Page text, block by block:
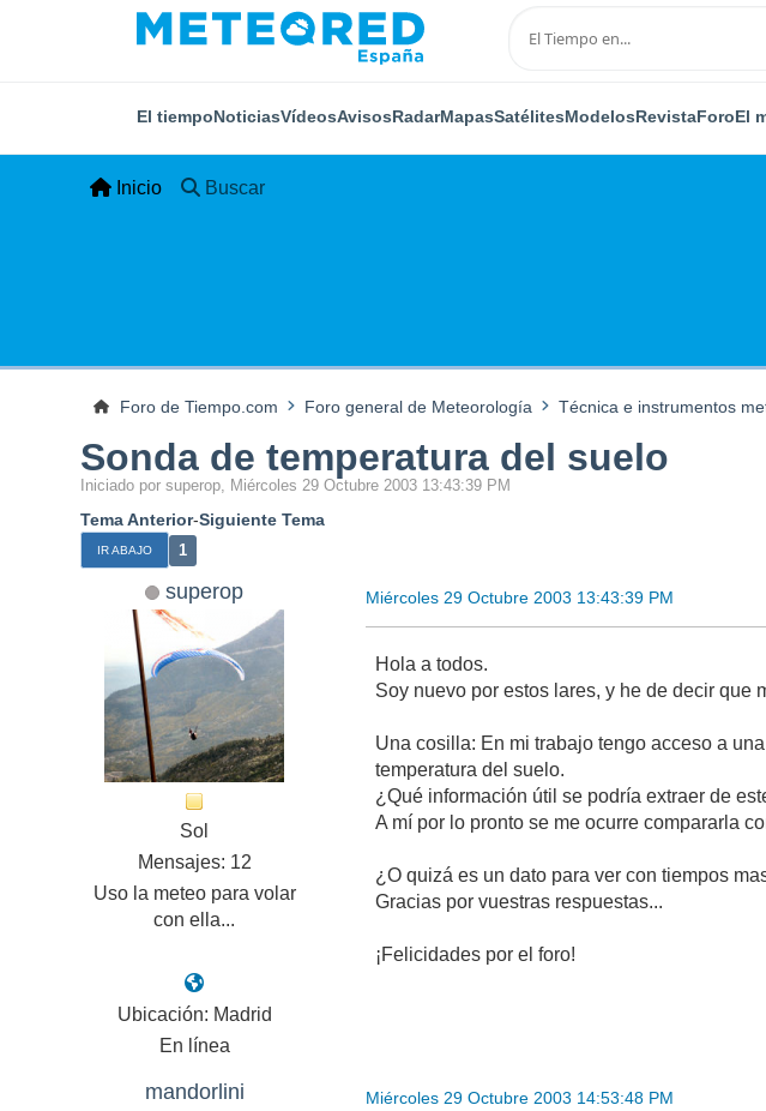
El tiempoNoticiasVídeosAvisosRadarMapasSatélitesModelosRevistaForoEl
Inicio Buscar
Foro de Tiempo.com Foro general de Meteorología Técnica e instrumentos
Sonda de temperatura del suelo
Iniciado por superop, Miércoles 29 Octubre 2003 13:43:39 PM
Tema Anterior-Siguiente Tema
IR ABAJO 1
superop
Sol
Mensajes: 12
Uso la meteo para volar
con ella...
Ubicación: Madrid
En línea
Miércoles 29 Octubre 2003 13:43:39 PM
Hola a todos.
Soy nuevo por estos lares, y he de decir que
Una cosilla: En mi trabajo tengo acceso a
temperatura del suelo.
¿Qué información útil se podría extraer de
A mí por lo pronto se me ocurre compararla
¿O quizá es un dato para ver con tiempos
Gracias por vuestras respuestas...
¡Felicidades por el foro!
mandorlini Miércoles 29 Octubre 2003 14:53:48 PM